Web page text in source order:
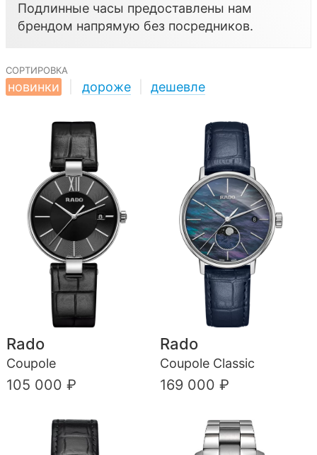
Подлинные часы предоставлены нам
брендом напрямую без посредников.
сортировка
новинки
дороже дешевле
Rado
Coupole
105 000 ₽
Rado
Coupole Classic
169 000 ₽